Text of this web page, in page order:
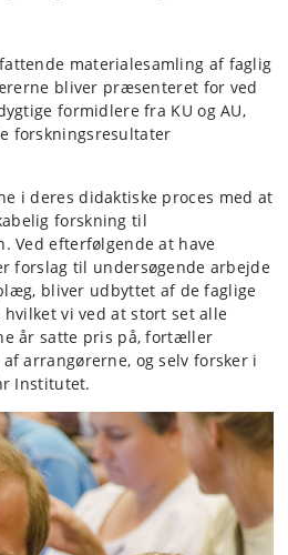
materialesamling af faglig
bliver præsenteret for ved
formidlere fra KU og AU,
forskningsresultater
i deres didaktiske proces med at
forskning til
Ved efterfølgende at have
forslag til undersøgende arbejde
bliver udbyttet af de faglige
vi ved at stort set alle
år satte pris på, fortæller
arrangørerne, og selv forsker i
Institutet.